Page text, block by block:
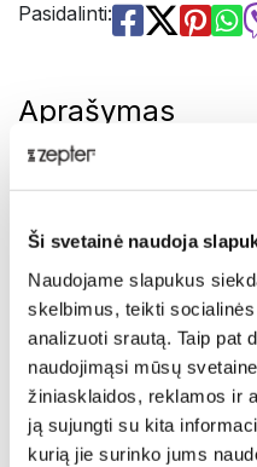
Ši svetainė naudoja
Naudojame slapukus
skelbimus, teikti
analizuoti srautą. Taip pat
naudojimąsi mūsų
žiniasklaidos, reklamos ir
ją sujungti su kita
kurią jie surinko jums
Pasidalinti:
Aprašymas
KIMONO –
dizainas.
Rytų stilius, įkvėptas
KIMONO suteiks jūsų
dekoruotos senovės
motyvu. Elegantiško
KIMONO rinkiniai bet
Pristatymas
KIMONO – nerūdijančio